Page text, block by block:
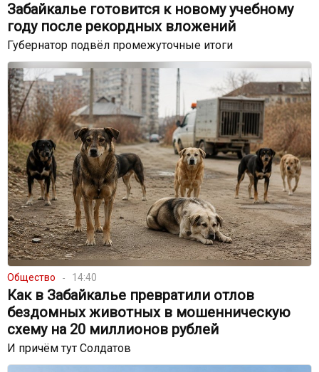
Забайкалье готовится к новому учебному
году после рекордных вложений
Губернатор подвёл промежуточные итоги
Общество 14:40
Как в Забайкалье превратили отлов
бездомных животных в мошенническую
схему на 20 миллионов рублей
И причём тут Солдатов